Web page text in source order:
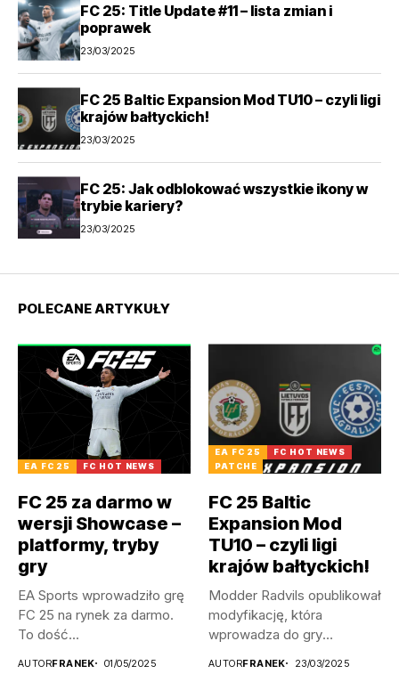
FC 25: Title Update #11 – lista zmian i
poprawek
23/03/2025
FC 25 Baltic Expansion Mod TU10 – czyli ligi
krajów bałtyckich!
23/03/2025
FC 25: Jak odblokować wszystkie ikony w
trybie kariery?
23/03/2025
POLECANE ARTYKUŁY
EA FC 25 FC HOT NEWS
FC 25 za darmo w
wersji Showcase –
platformy, tryby
gry
EA Sports wprowadziło grę
FC 25 na rynek za darmo.
To dość...
AUTORFRANEK 01/05/2025
EA FC 25
FC HOT NEWS
PATCHE
FC 25 Baltic
Expansion Mod
TU10 – czyli ligi
krajów bałtyckich!
Modder Radvils opublikował
modyfikację, która
wprowadza do gry
AUTORFRANEK 23/03/2025